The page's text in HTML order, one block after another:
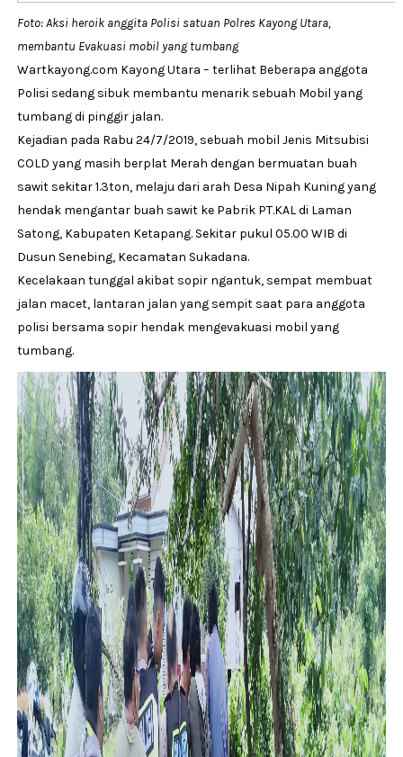
Foto: Aksi heroik anggita Polisi satuan Polres Kayong Utara,
membantu Evakuasi mobil yang tumbang
Wartkayong.com Kayong Utara – terlihat Beberapa anggota
Polisi sedang sibuk membantu menarik sebuah Mobil yang
tumbang di pinggir jalan.
Kejadian pada Rabu 24/7/2019, sebuah mobil Jenis Mitsubisi
COLD yang masih berplat Merah dengan bermuatan buah
sawit sekitar 1.3ton, melaju dari arah Desa Nipah Kuning yang
hendak mengantar buah sawit ke Pabrik PT.KAL di Laman
Satong, Kabupaten Ketapang. Sekitar pukul 05.00 WIB di
Dusun Senebing, Kecamatan Sukadana.
Kecelakaan tunggal akibat sopir ngantuk, sempat membuat
jalan macet, lantaran jalan yang sempit saat para anggota
polisi bersama sopir hendak mengevakuasi mobil yang
tumbang.